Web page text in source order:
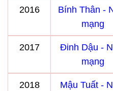
2016
Bính Thân -
mạng
2017
Đinh Dậu -
mạng
2018
Mậu Tuất -